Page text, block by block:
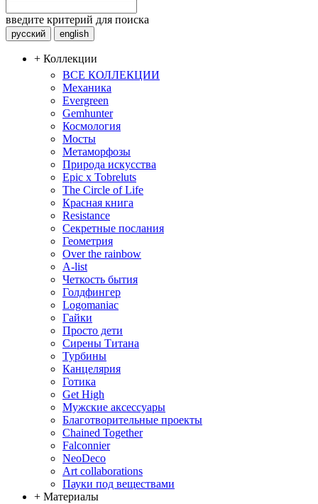
введите критерий для поиска
русский english
+ Коллекции
ВСЕ КОЛЛЕКЦИИ
Механика
Evergreen
Gemhunter
Космология
Мосты
Метаморфозы
Природа искусства
Epic x Tobreluts
The Circle of Life
Красная книга
Resistance
Секретные послания
Геометрия
Over the rainbow
A-list
Четкость бытия
Голдфингер
Logomaniac
Гайки
Просто дети
Сирены Титана
Турбины
Канцелярия
Готика
Get High
Мужские аксессуары
Благотворительные проекты
Chained Together
Falconnier
NeoDeco
Аrt collaborations
Пауки под веществами
+ Материалы